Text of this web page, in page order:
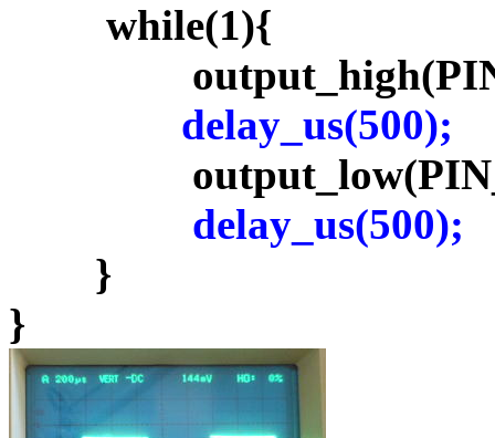
while(1){
delay_us(500);
delay_us(500);
}
}